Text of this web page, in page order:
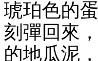
琥珀色的
刻彈回來
的地瓜泥